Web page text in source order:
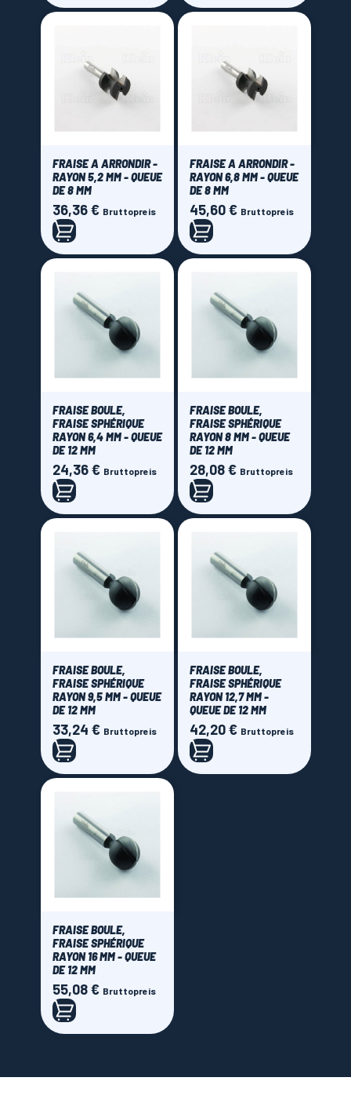
FRAISE A ARRONDIR -
RAYON 5,2 MM - QUEUE
DE 8 MM
Preis
36,36 € Bruttopreis
FRAISE A ARRONDIR -
RAYON 6,8 MM - QUEUE
DE 8 MM
Preis
45,60 € Bruttopreis
FRAISE BOULE,
FRAISE SPHÉRIQUE
RAYON 6,4 MM - QUEUE
DE 12 MM
Preis
24,36 € Bruttopreis
FRAISE BOULE,
FRAISE SPHÉRIQUE
RAYON 8 MM - QUEUE
DE 12 MM
Preis
28,08 € Bruttopreis
FRAISE BOULE,
FRAISE SPHÉRIQUE
RAYON 9,5 MM - QUEUE
DE 12 MM
Preis
33,24 € Bruttopreis
FRAISE BOULE,
FRAISE SPHÉRIQUE
RAYON 12,7 MM -
QUEUE DE 12 MM
Preis
42,20 € Bruttopreis
FRAISE BOULE,
FRAISE SPHÉRIQUE
RAYON 16 MM - QUEUE
DE 12 MM
Preis
55,08 € Bruttopreis